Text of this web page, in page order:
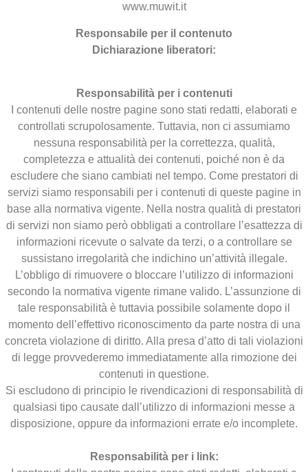
www.muwit.it
Responsabile per il contenuto
Dichiarazione liberatori:
Responsabilità per i contenuti
I contenuti delle nostre pagine sono stati redatti, elaborati e
controllati scrupolosamente. Tuttavia, non ci assumiamo
nessuna responsabilità per la correttezza, qualità,
completezza e attualità dei contenuti, poiché non è da
escludere che siano cambiati nel tempo. Come prestatori di
servizi siamo responsabili per i contenuti di queste pagine in
base alla normativa vigente. Nella nostra qualità di prestatori
di servizi non siamo però obbligati a controllare l’esattezza di
informazioni ricevute o salvate da terzi, o a controllare se
sussistano irregolarità che indichino un’attività illegale.
L’obbligo di rimuovere o bloccare l’utilizzo di informazioni
secondo la normativa vigente rimane valido. L’assunzione di
tale responsabilità è tuttavia possibile solamente dopo il
momento dell’effettivo riconoscimento da parte nostra di una
concreta violazione di diritto. Alla presa d’atto di tali violazioni
di legge provvederemo immediatamente alla rimozione dei
contenuti in questione.
Si escludono di principio le rivendicazioni di responsabilità di
qualsiasi tipo causate dall’utilizzo di informazioni messe a
disposizione, oppure da informazioni errate e/o incomplete.
Responsabilità per i link: